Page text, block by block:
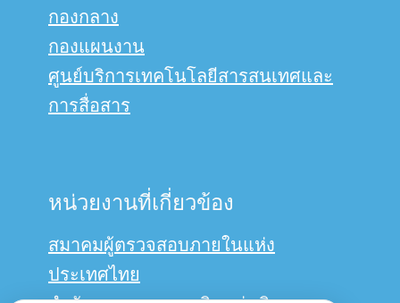
กองกลาง
กองแผนงาน
ศูนย์บริการเทคโนโลยีสารสนเทศและ
การสื่อสาร
หน่วยงานที่เกี่ยวข้อง
สมาคมผู้ตรวจสอบภายในแห่ง
ประเทศไทย